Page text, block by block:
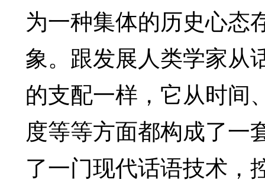
为一种集体的历史心态
象。跟发展人类学家从
的支配一样，它从时间
度等等方面都构成了一
了一门现代话语技术，